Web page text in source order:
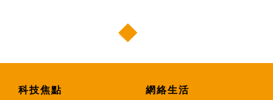
科技焦點 網絡生活